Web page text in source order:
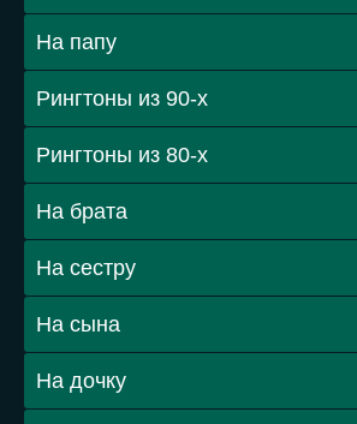
На папу
Рингтоны из 90-х
Рингтоны из 80-х
На брата
На сестру
На сына
На дочку